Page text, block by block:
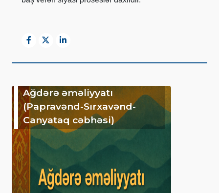
Ağdərə əməliyyatı
(Papravənd-Sırxavənd-
Canyataq cəbhəsi)